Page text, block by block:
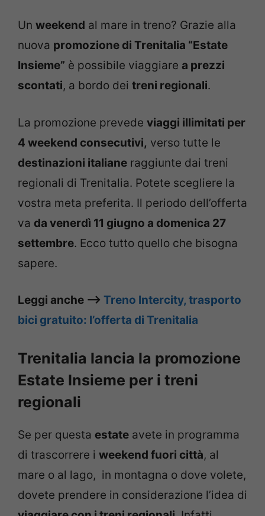
Un weekend al mare in treno? Grazie alla
nuova promozione di Trenitalia “Estate
Insieme” è possibile viaggiare a prezzi
scontati, a bordo dei treni regionali.
La promozione prevede viaggi illimitati per
4 weekend consecutivi, verso tutte le
destinazioni italiane raggiunte dai treni
regionali di Trenitalia. Potete scegliere la
vostra meta preferita. Il periodo dell’offerta
va da venerdì 11 giugno a domenica 27
settembre. Ecco tutto quello che bisogna
sapere.
Leggi anche –> Treno Intercity, trasporto
bici gratuito: l’offerta di Trenitalia
Trenitalia lancia la promozione
Estate Insieme per i treni
regionali
Se per questa estate avete in programma
di trascorrere i weekend fuori città, al
mare o al lago, in montagna o dove volete,
dovete prendere in considerazione l’idea di